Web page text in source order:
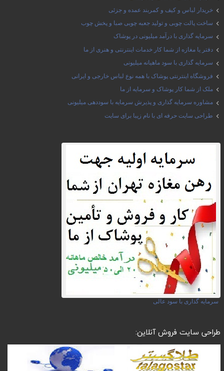
خریدار لباس و کیف و کمربند عمده و جزئی
ساخت پالت چوبی و تولید جعبه چوبی صبا و پخش چوب
سرمایه گذاری با درآمد میلیونی در پوشاک
دفتر یا مغازه از شما کار خدمات اینترنتی و هنری از ما
سرمایه گذاری با سود ماهیانه میلیونی
فروشگاه اینترنتی پوشاک با همه نوع لباس خارجی و ایرانی
ملک از شما کار پوشاک و سرمایه از ما
مشاوره سرمایه گذاری و پذیرش سرمایه با سوددهی میلیونی
طراحی سایت حرفه ای با نام زیبا برای سایت
سرمایه گذاری با سود عالی
طراحی سایت فروش آنلاین: